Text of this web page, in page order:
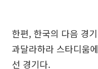
한편, 한국의 다음 경
과달라하라 스타디움
선 경기다.